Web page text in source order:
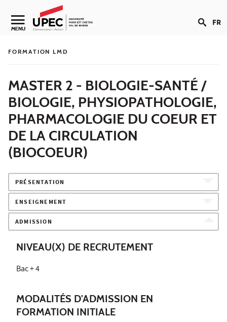
Aller au contenu
Navigation secondaire
MENU FR
FORMATION LMD
MASTER 2 - BIOLOGIE-SANTÉ /
BIOLOGIE, PHYSIOPATHOLOGIE,
PHARMACOLOGIE DU COEUR ET
DE LA CIRCULATION
(BIOCOEUR)
PRÉSENTATION
ENSEIGNEMENT
ADMISSION
NIVEAU(X) DE RECRUTEMENT
Bac + 4
MODALITÉS D'ADMISSION EN
FORMATION INITIALE